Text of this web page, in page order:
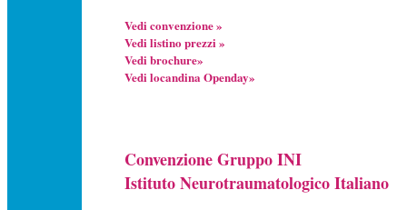
Vedi convenzione »
Vedi listino prezzi »
Vedi brochure»
Vedi locandina Openday»
Convenzione Gruppo INI
Istituto Neurotraumatologico Italiano